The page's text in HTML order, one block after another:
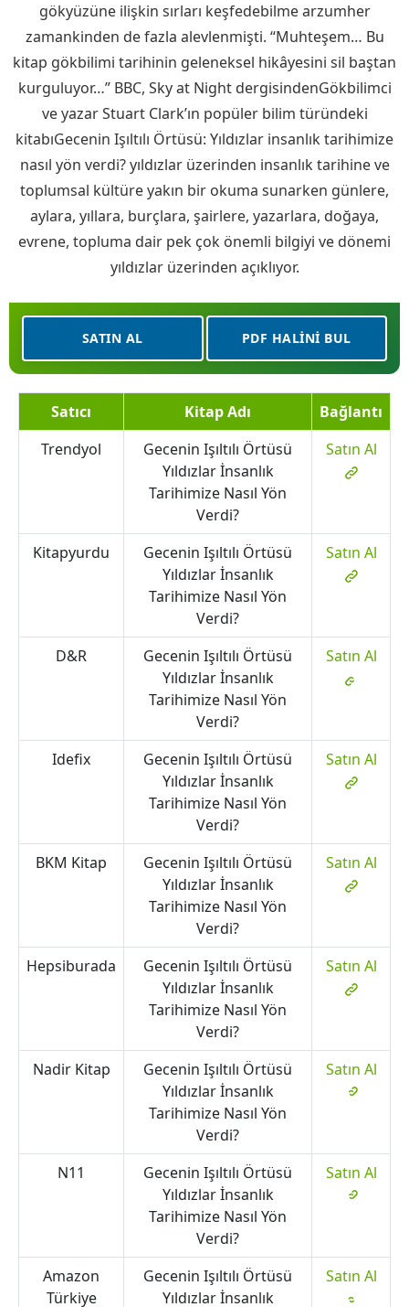
gökyüzüne ilişkin sırları keşfedebilme arzumher
zamankinden de fazla alevlenmişti. “Muhteşem… Bu
kitap gökbilimi tarihinin geleneksel hikâyesini sil baştan
kurguluyor…” BBC, Sky at Night dergisindenGökbilimci
ve yazar Stuart Clark’ın popüler bilim türündeki
kitabıGecenin Işıltılı Örtüsü: Yıldızlar insanlık tarihimize
nasıl yön verdi? yıldızlar üzerinden insanlık tarihine ve
toplumsal kültüre yakın bir okuma sunarken günlere,
aylara, yıllara, burçlara, şairlere, yazarlara, doğaya,
evrene, topluma dair pek çok önemli bilgiyi ve dönemi
yıldızlar üzerinden açıklıyor.
SATIN AL PDF HALINI BUL
Satıcı Kitap Adı
Bağlantı
Trendyol
Gecenin Işıltılı Örtüsü
Yıldızlar İnsanlık
Tarihimize Nasıl Yön
Verdi?
Satın Al
Kitapyurdu
Gecenin Işıltılı Örtüsü
Yıldızlar İnsanlık
Tarihimize Nasıl Yön
Verdi?
Satın Al
D&R
Gecenin Işıltılı Örtüsü
Yıldızlar İnsanlık
Tarihimize Nasıl Yön
Verdi?
Satın Al
Idefix
Gecenin Işıltılı Örtüsü
Yıldızlar İnsanlık
Tarihimize Nasıl Yön
Verdi?
Satın Al
BKM Kitap
Gecenin Işıltılı Örtüsü
Yıldızlar İnsanlık
Tarihimize Nasıl Yön
Verdi?
Satın Al
Hepsiburada
Gecenin Işıltılı Örtüsü
Yıldızlar İnsanlık
Tarihimize Nasıl Yön
Verdi?
Satın Al
Nadir Kitap
Gecenin Işıltılı Örtüsü
Yıldızlar İnsanlık
Tarihimize Nasıl Yön
Verdi?
Satın Al
N11
Gecenin Işıltılı Örtüsü
Yıldızlar İnsanlık
Tarihimize Nasıl Yön
Verdi?
Satın Al
Amazon
Türkiye
Gecenin Işıltılı Örtüsü
Yıldızlar İnsanlık
Satın Al